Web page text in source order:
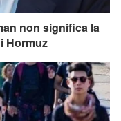
non significa la
Hormuz